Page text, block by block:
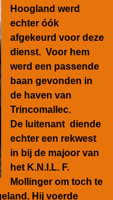
Hoogland werd
echter óók
afgekeurd voor deze
dienst. Voor hem
werd een passende
baan gevonden in
de haven van
Trincomallec.
De luitenant diende
echter een rekwest
in bij de majoor van
het K.N.I.L. F.
Mollinger om toch te
Hij voerde